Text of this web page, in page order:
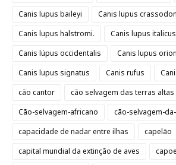
Canis lupus baileyi
Canis lupus crassodon
Canis lupus halstromi.
Canis lupus italicus
Canis lúpus occidentalis
Canis lupus orion
Canis lupus signatus
Canis rufus
cão cantor
cão selvagem das terras altas
Cão-selvagem-africano
cão-selvagem-
capacidade de nadar entre ilhas
capelão
capital mundial da extinção de aves